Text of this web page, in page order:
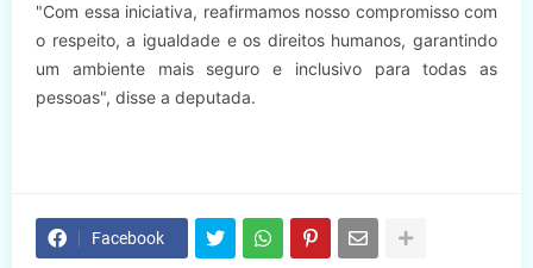
"Com essa iniciativa, reafirmamos nosso compromisso com
o respeito, a igualdade e os direitos humanos, garantindo
um ambiente mais seguro e inclusivo para todas as
pessoas", disse a deputada.
Facebook